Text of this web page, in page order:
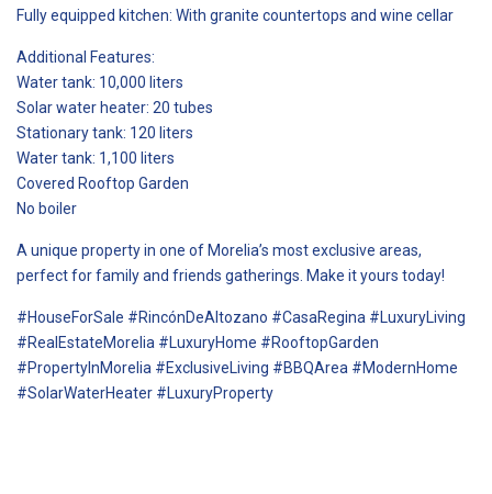
Fully equipped kitchen: With granite countertops and wine cellar
Additional Features:
Water tank: 10,000 liters
Solar water heater: 20 tubes
Stationary tank: 120 liters
Water tank: 1,100 liters
Covered Rooftop Garden
No boiler
A unique property in one of Morelia’s most exclusive areas,
perfect for family and friends gatherings. Make it yours today!
#HouseForSale #RincónDeAltozano #CasaRegina #LuxuryLiving
#RealEstateMorelia #LuxuryHome #RooftopGarden
#PropertyInMorelia #ExclusiveLiving #BBQArea #ModernHome
#SolarWaterHeater #LuxuryProperty